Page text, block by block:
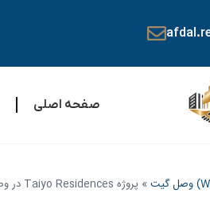
صفحه اصلی
» پروژه Taiyo Residences در وصل گیت دبی